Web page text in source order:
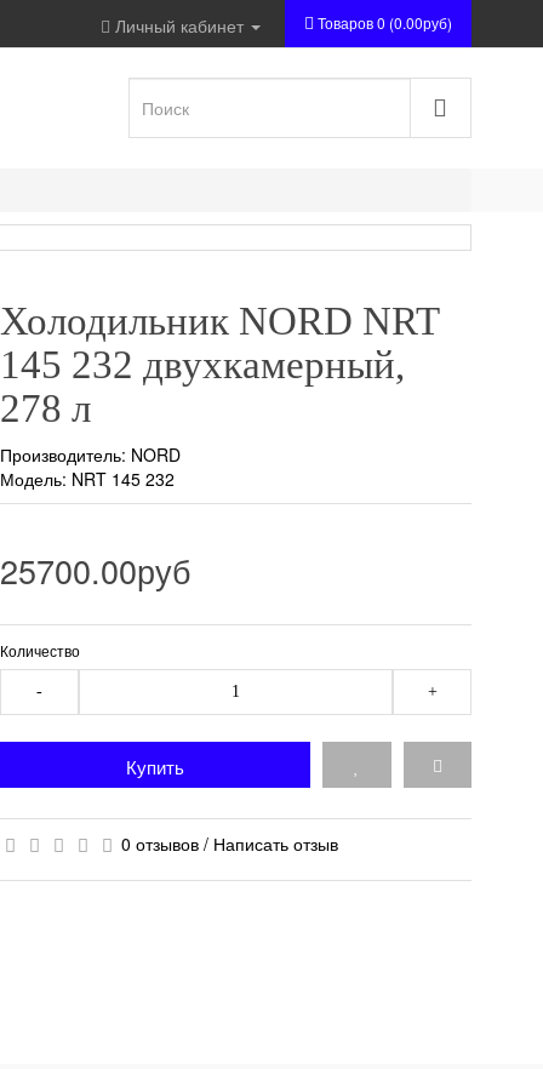
Товаров 0 (0.00руб)
Личный кабинет
Холодильник NORD NRT
145 232 двухкамерный,
278 л
Производитель: NORD
Модель: NRT 145 232
25700.00руб
Количество
- +
Купить
0 отзывов / Написать отзыв